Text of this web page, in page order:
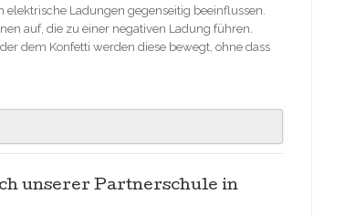
elektrische Ladungen gegenseitig beeinflussen.
auf, die zu einer negativen Ladung führen.
dem Konfetti werden diese bewegt, ohne dass
unserer Partnerschule in